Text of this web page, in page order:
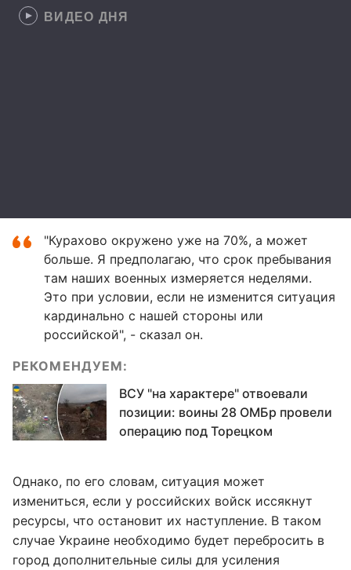
ВИДЕО ДНЯ
"Курахово окружено уже на 70%, а может
больше. Я предполагаю, что срок пребывания
там наших военных измеряется неделями.
Это при условии, если не изменится ситуация
кардинально с нашей стороны или
российской", - сказал он.
РЕКОМЕНДУЕМ:
ВСУ "на характере" отвоевали
позиции: воины 28 ОМБр провели
операцию под Торецком
Однако, по его словам, ситуация может
измениться, если у российских войск иссякнут
ресурсы, что остановит их наступление. В таком
случае Украине необходимо будет перебросить в
город дополнительные силы для усиления